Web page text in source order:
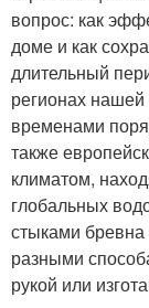
вопрос: как
доме и как
длительный
регионах
временами
также
климатом,
глобальных
стыками
разными
рукой или